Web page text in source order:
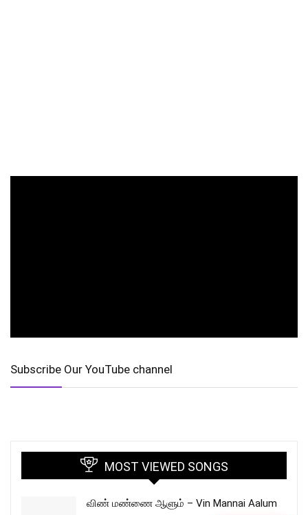
Subscribe Our YouTube channel
MOST VIEWED SONGS
விண் மண்ணை ஆளும் – Vin Mannai Aalum